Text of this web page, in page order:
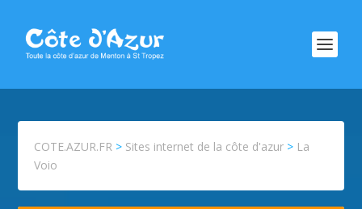
COTE.AZUR.FR > Sites internet de la côte d'azur > La
Voio